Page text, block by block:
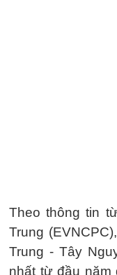
Theo thông tin
Trung
Trung - Tây
nhất từ đầu năm